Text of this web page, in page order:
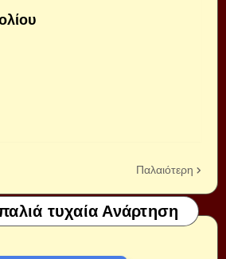
Παλαιότερη
τυχαία Ανάρτηση